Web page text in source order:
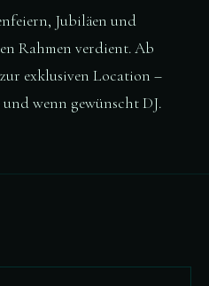
Jubiläen und
Rahmen verdient. Ab
exklusiven Location –
wenn gewünscht DJ.